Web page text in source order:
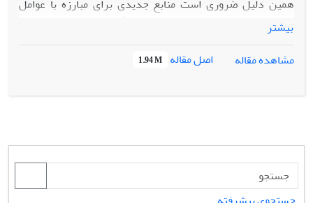
همین دلیل ضروری است منابع جدیدی برای مبارزه با عوامل
بیماری‌زای میکروبی، کشف و معرفی گردد. هدف این مطالعه
بررسی اثر ضدباکتریایی عصاره اتانولی برگ کنار بر چهار باکتری
اشریشیا کلی، استافیلوکوکوس اورئوس، استافیلوکوکوس
اپیدرمیدیس و کورینه‌باکتریوم گلوتامیکوم می‌باشد. غربال‌گری
گلوتامیکوم مشاهده شد. نتایج آزمون رقت‌سازی در میکروپلیت
نشان داد که حداقل غلظت مهار کنندگی برای تمامی باکتری‌ها به
بیشتر
مشاهده مقاله
اصل مقاله 1.94 M